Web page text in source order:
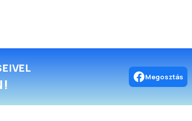
Megosztás